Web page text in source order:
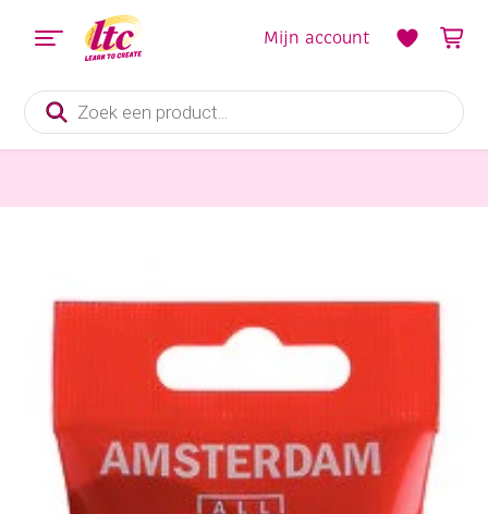
Producten
zoeken
Mijn account